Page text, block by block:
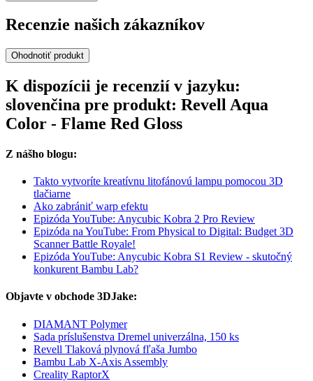
Recenzie našich zákazníkov
Ohodnotiť produkt
K dispozícii je recenzií v jazyku:
slovenčina pre produkt: Revell Aqua
Color - Flame Red Gloss
Z nášho blogu:
Takto vytvoríte kreatívnu litofánovú lampu pomocou 3D
tlačiarne
Ako zabrániť warp efektu
Epizóda YouTube: Anycubic Kobra 2 Pro Review
Epizóda na YouTube: From Physical to Digital: Budget 3D
Scanner Battle Royale!
Epizóda YouTube: Anycubic Kobra S1 Review - skutočný
konkurent Bambu Lab?
Objavte v obchode 3DJake:
DIAMANT Polymer
Sada príslušenstva Dremel univerzálna, 150 ks
Revell Tlaková plynová fľaša Jumbo
Bambu Lab X-Axis Assembly
Creality RaptorX